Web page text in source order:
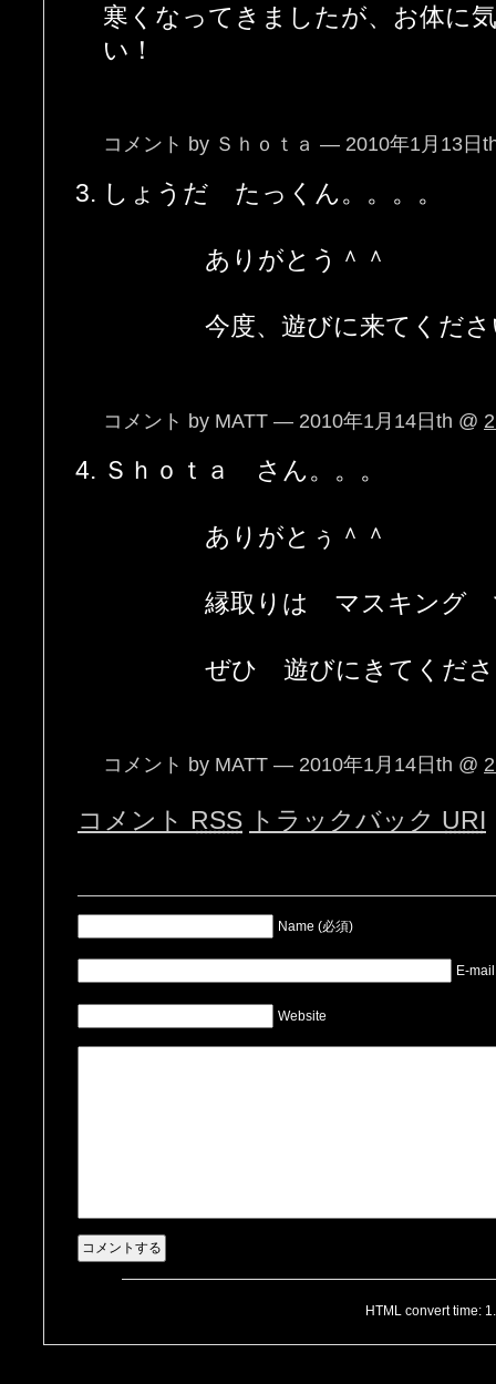
寒くなってきましたが、お体に
い！
コメント by Ｓｈｏｔａ — 2010年1月13日
しょうだ たっくん。。。。
ありがとう＾＾
今度、遊びに来てくださ
コメント by MATT — 2010年1月14日th @
Ｓｈｏｔａ さん。。。
ありがとぅ＾＾
縁取りは マスキング
ぜひ 遊びにきてくださ
コメント by MATT — 2010年1月14日th @
コメント RSS トラックバック URI
Name (必須)
E-
Website
HTML convert time: